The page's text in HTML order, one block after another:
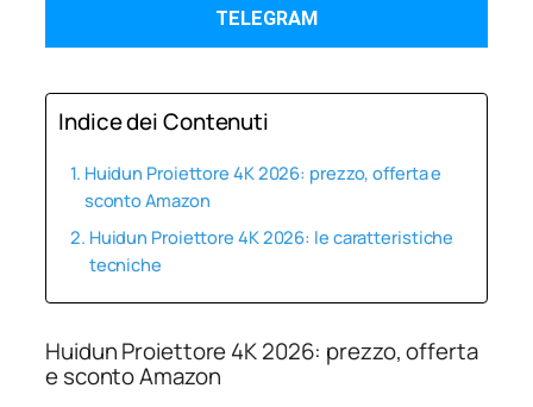
TELEGRAM
Indice dei Contenuti
Huidun Proiettore 4K 2026: prezzo, offerta e
sconto Amazon
Huidun Proiettore 4K 2026: le caratteristiche
tecniche
Huidun Proiettore 4K 2026: prezzo, offerta
e sconto Amazon